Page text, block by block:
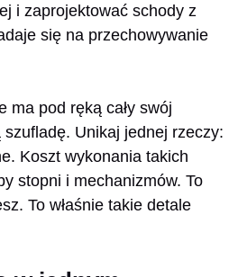
i zaprojektować schody z
się na przechowywanie
ma pod ręką cały swój
Unikaj jednej rzeczy:
Koszt wykonania takich
stopni i mechanizmów. To
To właśnie takie detale